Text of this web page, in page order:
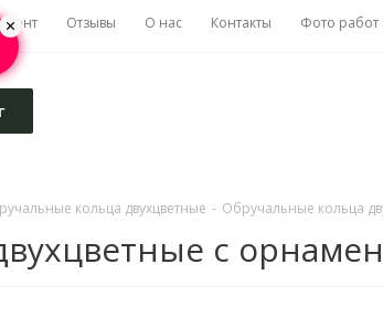
Отзывы О нас Контакты Фото работ
кольца двухцветные - Обручальные кольца
с